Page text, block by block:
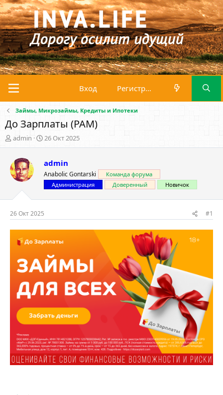
Вход Регистрация
Займы, Микрозаймы, Кредиты и Ипотеки
До Зарплаты (PAM)
А
в
о
р
т
м
ы
admin
Д
а
а
н
а
ч
а
а
26 Окт 2025
admin
Anabolic Gontarski
Команда форума
Администрация
Доверенный Новичок
26 Окт 2025 #1